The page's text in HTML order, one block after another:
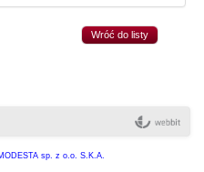
Wróć do listy
sp. z o.o. S.K.A.